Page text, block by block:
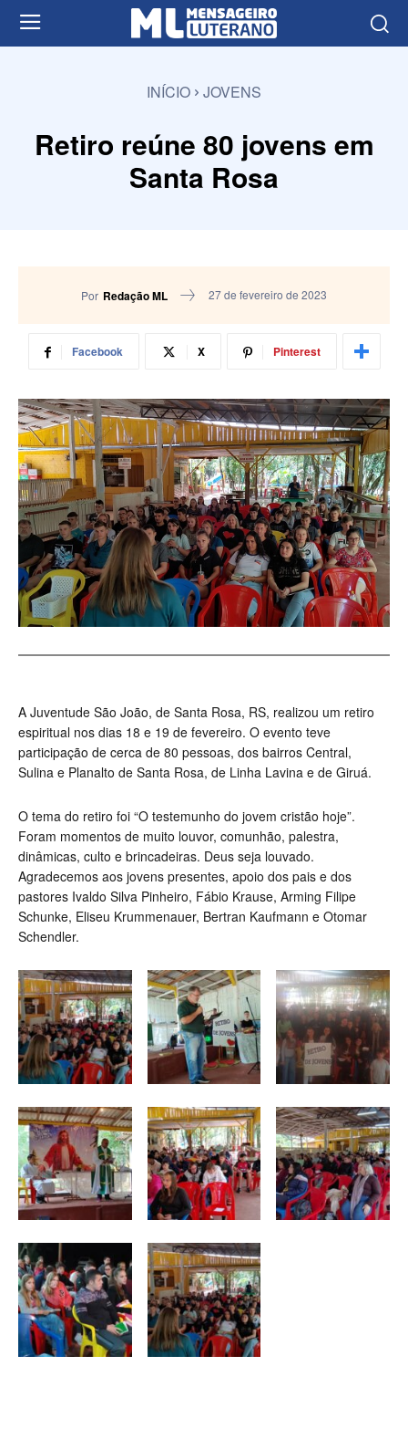
INÍCIO JOVENS
Retiro reúne 80 jovens em
Santa Rosa
Por Redação ML 27 de fevereiro de 2023
Facebook X Pinterest
A Juventude São João, de Santa Rosa, RS, realizou um retiro
espiritual nos dias 18 e 19 de fevereiro. O evento teve
participação de cerca de 80 pessoas, dos bairros Central,
Sulina e Planalto de Santa Rosa, de Linha Lavina e de Giruá.
O tema do retiro foi “O testemunho do jovem cristão hoje”.
Foram momentos de muito louvor, comunhão, palestra,
dinâmicas, culto e brincadeiras. Deus seja louvado.
Agradecemos aos jovens presentes, apoio dos pais e dos
pastores Ivaldo Silva Pinheiro, Fábio Krause, Arming Filipe
Schunke, Eliseu Krummenauer, Bertran Kaufmann e Otomar
Schendler.